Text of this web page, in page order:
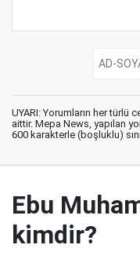
UYARI: Yorumların her
aittir. Mepa News, yapılan
600 karakterle (boşluklu)
Ebu
kimdir?